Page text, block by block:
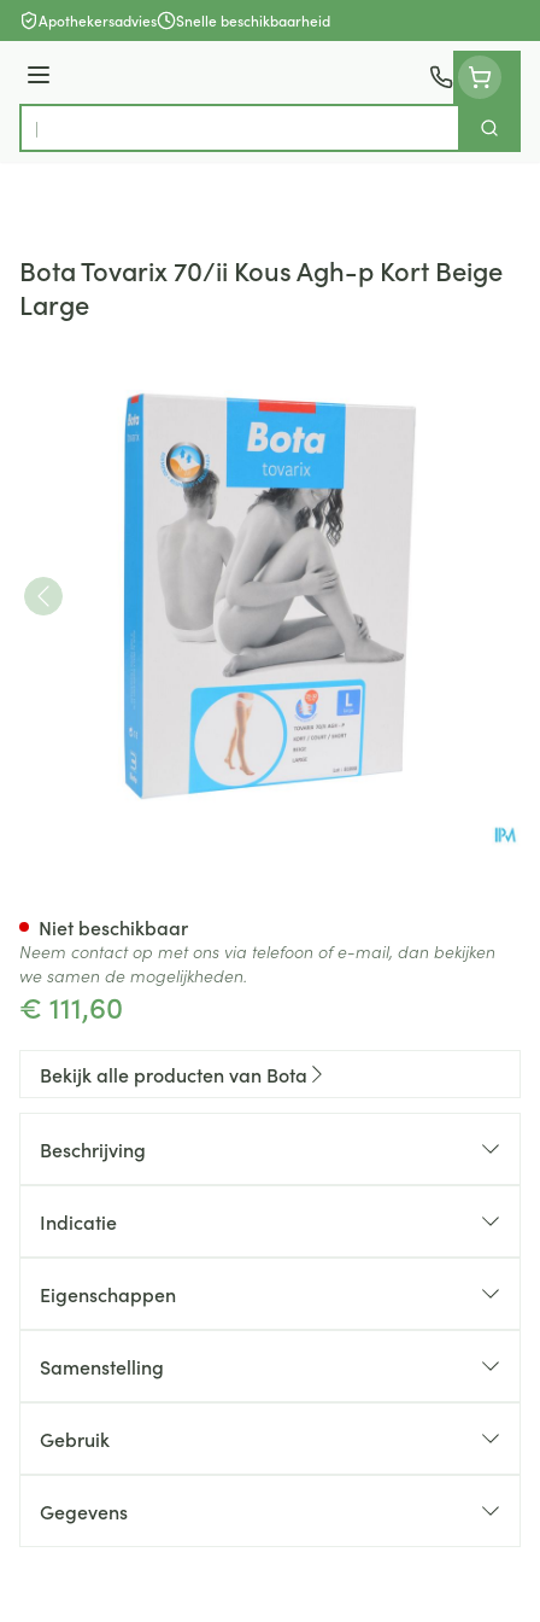
Ga naar de inhoud
Apothekersadvies Snelle beschikbaarheid
Menu
Product, merk, categorie...
Zoek
Bota Tovarix 70/ii Kous Agh-p Kort Beige
Large
€ 111,60
Niet beschikbaar
Neem contact op met ons via telefoon of e-mail, dan bekijken
we samen de mogelijkheden.
Bekijk alle producten van Bota
Beschrijving
Indicatie
Eigenschappen
Samenstelling
Gebruik
Gegevens